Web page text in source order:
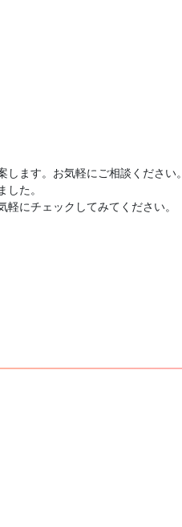
ます。お気軽にご相談ください。
た。
にチェックしてみてください。